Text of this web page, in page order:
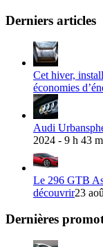
Derniers articles
Cet hiver,
économies
Audi
2024 - 9 h 43
Le 296 GTB
découvrir23
Dernières